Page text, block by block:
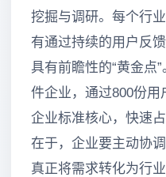
挖掘与调研。每个行
有通过持续的用户反
具有前瞻性的“黄金点
件企业，通过800份用
企业标准核心，快速
在于，企业要主动协
真正将需求转化为行业